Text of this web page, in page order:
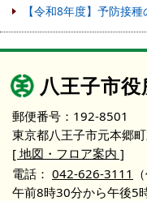
【令和8年度】予防接
八王子市役
郵便番号：192-8501
東京都八王子市元本郷
[ 地図・フロア案内 ]
電話： 042-626-3111
午前8時30分から午後5